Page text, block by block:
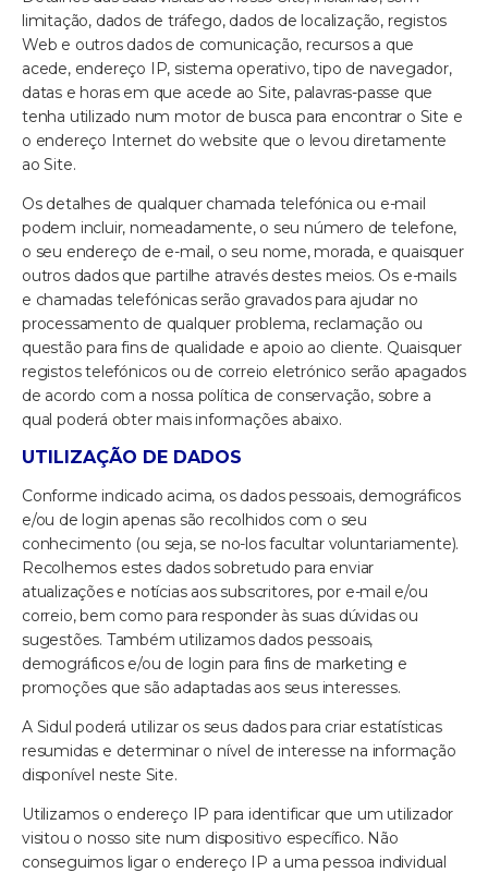
limitação, dados de tráfego, dados de localização, registos
Web e outros dados de comunicação, recursos a que
acede, endereço IP, sistema operativo, tipo de navegador,
datas e horas em que acede ao Site, palavras-passe que
tenha utilizado num motor de busca para encontrar o Site e
o endereço Internet do website que o levou diretamente
ao Site.
Os detalhes de qualquer chamada telefónica ou e-mail
podem incluir, nomeadamente, o seu número de telefone,
o seu endereço de e-mail, o seu nome, morada, e quaisquer
outros dados que partilhe através destes meios. Os e-mails
e chamadas telefónicas serão gravados para ajudar no
processamento de qualquer problema, reclamação ou
questão para fins de qualidade e apoio ao cliente. Quaisquer
registos telefónicos ou de correio eletrónico serão apagados
de acordo com a nossa política de conservação, sobre a
qual poderá obter mais informações abaixo.
UTILIZAÇÃO DE DADOS
Conforme indicado acima, os dados pessoais, demográficos
e/ou de login apenas são recolhidos com o seu
conhecimento (ou seja, se no-los facultar voluntariamente).
Recolhemos estes dados sobretudo para enviar
atualizações e notícias aos subscritores, por e-mail e/ou
correio, bem como para responder às suas dúvidas ou
sugestões. Também utilizamos dados pessoais,
demográficos e/ou de login para fins de marketing e
promoções que são adaptadas aos seus interesses.
A Sidul poderá utilizar os seus dados para criar estatísticas
resumidas e determinar o nível de interesse na informação
disponível neste Site.
Utilizamos o endereço IP para identificar que um utilizador
visitou o nosso site num dispositivo específico. Não
conseguimos ligar o endereço IP a uma pessoa individual